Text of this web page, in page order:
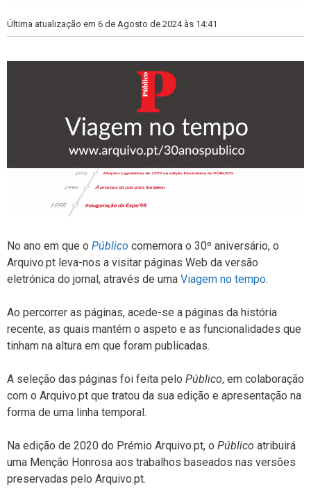
Última atualização em 6 de Agosto de 2024 às 14:41
No ano em que o Público comemora o 30º aniversário, o
Arquivo.pt leva-nos a visitar páginas Web da versão
eletrónica do jornal, através de uma Viagem no tempo.
Ao percorrer as páginas, acede-se a páginas da história
recente, as quais mantém o aspeto e as funcionalidades que
tinham na altura em que foram publicadas.
A seleção das páginas foi feita pelo Público, em colaboração
com o Arquivo.pt que tratou da sua edição e apresentação na
forma de uma linha temporal.
Na edição de 2020 do Prémio Arquivo.pt, o Público atribuirá
uma Menção Honrosa aos trabalhos baseados nas versões
preservadas pelo Arquivo.pt.